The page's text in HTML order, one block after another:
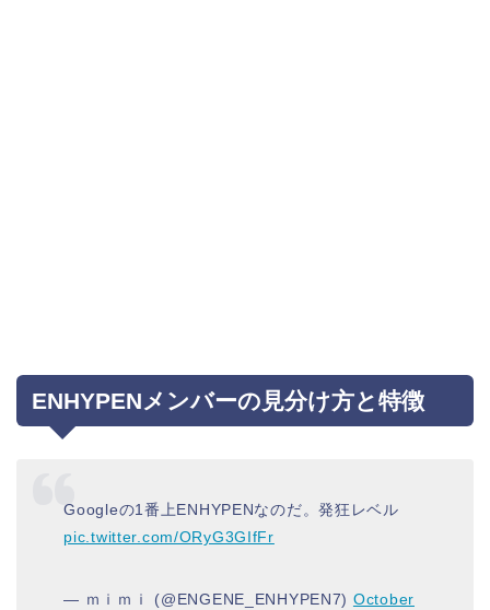
ENHYPENメンバーの見分け方と特徴
Googleの1番上ENHYPENなのだ。発狂レベル
pic.twitter.com/ORyG3GIfFr
— ｍｉｍｉ (@ENGENE_ENHYPEN7) October